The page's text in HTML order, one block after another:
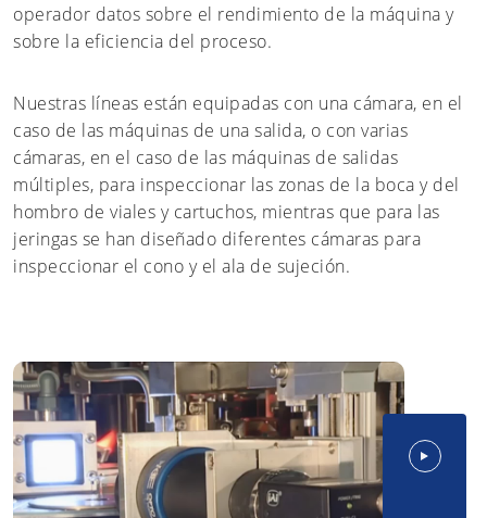
operador datos sobre el rendimiento de la máquina y
sobre la eficiencia del proceso.
Nuestras líneas están equipadas con una cámara, en el
caso de las máquinas de una salida, o con varias
cámaras, en el caso de las máquinas de salidas
múltiples, para inspeccionar las zonas de la boca y del
hombro de viales y cartuchos, mientras que para las
jeringas se han diseñado diferentes cámaras para
inspeccionar el cono y el ala de sujeción.